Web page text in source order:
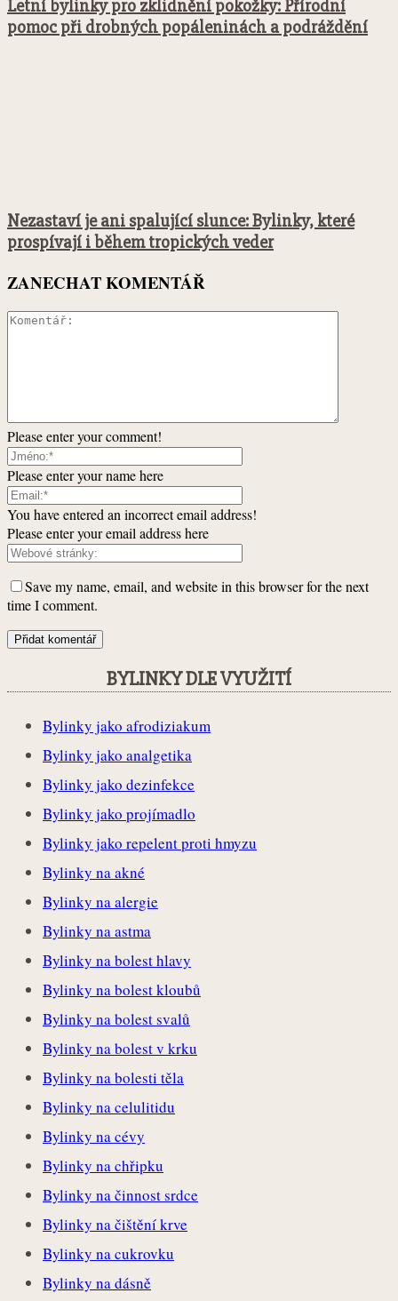
Letní bylinky pro zklidnění pokožky: Přírodní
pomoc při drobných popáleninách a podráždění
Nezastaví je ani spalující slunce: Bylinky, které
prospívají i během tropických veder
ZANECHAT KOMENTÁŘ
Please enter your comment!
Please enter your name here
You have entered an incorrect email address!
Please enter your email address here
Save my name, email, and website in this browser for the next
time I comment.
BYLINKY DLE VYUŽITÍ
Bylinky jako afrodiziakum
Bylinky jako analgetika
Bylinky jako dezinfekce
Bylinky jako projímadlo
Bylinky jako repelent proti hmyzu
Bylinky na akné
Bylinky na alergie
Bylinky na astma
Bylinky na bolest hlavy
Bylinky na bolest kloubů
Bylinky na bolest svalů
Bylinky na bolest v krku
Bylinky na bolesti těla
Bylinky na celulitidu
Bylinky na cévy
Bylinky na chřipku
Bylinky na činnost srdce
Bylinky na čištění krve
Bylinky na cukrovku
Bylinky na dásně